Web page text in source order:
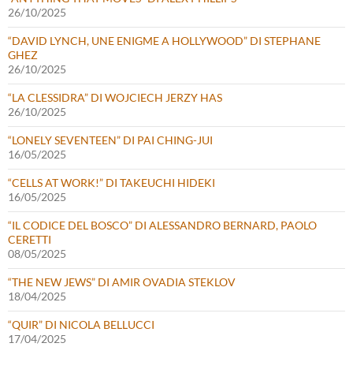
26/10/2025
“DAVID LYNCH, UNE ENIGME A HOLLYWOOD” DI STEPHANE
GHEZ
26/10/2025
“LA CLESSIDRA” DI WOJCIECH JERZY HAS
26/10/2025
“LONELY SEVENTEEN” DI PAI CHING-JUI
16/05/2025
“CELLS AT WORK!” DI TAKEUCHI HIDEKI
16/05/2025
“IL CODICE DEL BOSCO” DI ALESSANDRO BERNARD, PAOLO
CERETTI
08/05/2025
“THE NEW JEWS” DI AMIR OVADIA STEKLOV
18/04/2025
“QUIR” DI NICOLA BELLUCCI
17/04/2025